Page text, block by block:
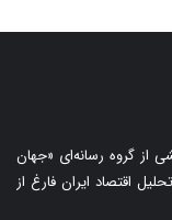
از گروه رسانه‌ای «جهان
اقتصاد ایران فارغ از